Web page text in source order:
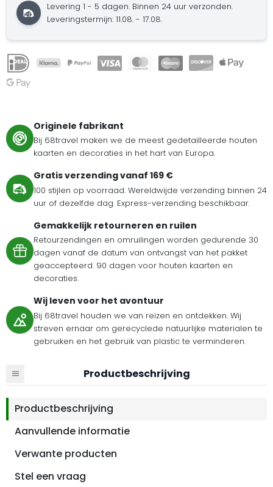
Levering 1 - 5 dagen. Binnen 24 uur verzonden.
Leveringstermijn: 11.08. - 17.08.
Originele fabrikant
Bij 68travel maken we de meest gedetailleerde houten
kaarten en decoraties in het hart van Europa.
Gratis verzending vanaf 169 €
100 stijlen op voorraad. Wereldwijde verzending binnen 24
uur of dezelfde dag. Express-verzending beschikbaar.
Gemakkelijk retourneren en ruilen
Retourzendingen en omruilingen worden gedurende 30
dagen vanaf de datum van ontvangst van het pakket
geaccepteerd. 90 dagen voor houten kaarten en
decoraties.
Wij leven voor het avontuur
Bij 68travel houden we van reizen en ontdekken. Wij
streven ernaar om gerecyclede natuurlijke materialen te
gebruiken en het gebruik van plastic te verminderen.
Productbeschrijving
Productbeschrijving
Aanvullende informatie
Verwante producten
Stel een vraag